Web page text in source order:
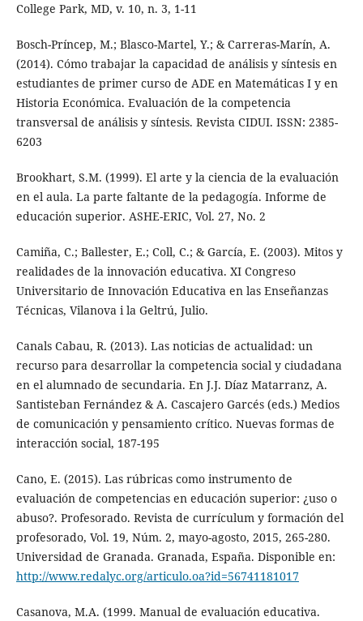
College Park, MD, v. 10, n. 3, 1-11
Bosch-Príncep, M.; Blasco-Martel, Y.; & Carreras-Marín, A.
(2014). Cómo trabajar la capacidad de análisis y síntesis en
estudiantes de primer curso de ADE en Matemáticas I y en
Historia Económica. Evaluación de la competencia
transversal de análisis y síntesis. Revista CIDUI. ISSN: 2385-
6203
Brookhart, S.M. (1999). El arte y la ciencia de la evaluación
en el aula. La parte faltante de la pedagogía. Informe de
educación superior. ASHE-ERIC, Vol. 27, No. 2
Camiña, C.; Ballester, E.; Coll, C.; & García, E. (2003). Mitos y
realidades de la innovación educativa. XI Congreso
Universitario de Innovación Educativa en las Enseñanzas
Técnicas, Vilanova i la Geltrú, Julio.
Canals Cabau, R. (2013). Las noticias de actualidad: un
recurso para desarrollar la competencia social y ciudadana
en el alumnado de secundaria. En J.J. Díaz Matarranz, A.
Santisteban Fernández & A. Cascajero Garcés (eds.) Medios
de comunicación y pensamiento crítico. Nuevas formas de
interacción social, 187-195
Cano, E. (2015). Las rúbricas como instrumento de
evaluación de competencias en educación superior: ¿uso o
abuso?. Profesorado. Revista de currículum y formación del
profesorado, Vol. 19, Núm. 2, mayo-agosto, 2015, 265-280.
Universidad de Granada. Granada, España. Disponible en:
http://www.redalyc.org/articulo.oa?id=56741181017
Casanova, M.A. (1999. Manual de evaluación educativa.